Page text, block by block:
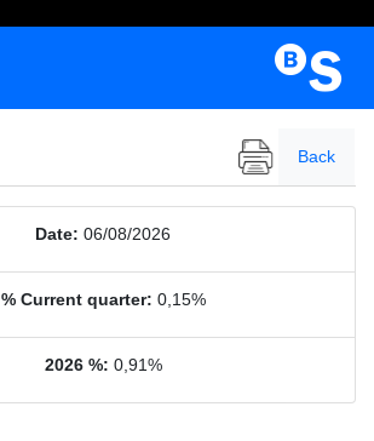
Back
Date: 06/08/2026
% Current quarter: 0,15%
2026 %: 0,91%